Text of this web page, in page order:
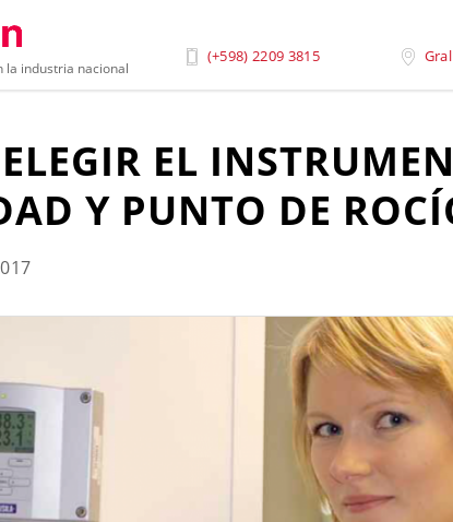
la industria nacional
(+598) 2209 3815
Elegir El Instrumento Correcto Para Medir Humedad y
EL
Y PUNTO DE